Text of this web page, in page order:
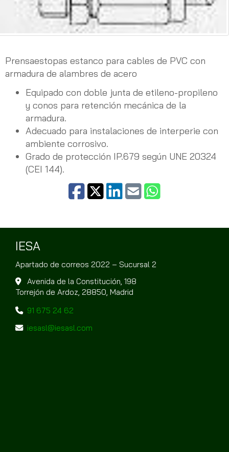
Prensaestopas estanco para cables de PVC con
armadura de alambres de acero
Equipado con doble junta de etileno-propileno
y conos para retención mecánica de la
armadura.
Adecuado para instalaciones de interperie con
ambiente corrosivo.
Grado de protección IP.679 según UNE 20324
(CEI 144).
IESA
Apartado de correos 2022 – Sucursal 2
Avenida de la Constitución, 198
Torrejón de Ardoz, 28850, Madrid
91 675 24 62
iesasl
iesasl.com